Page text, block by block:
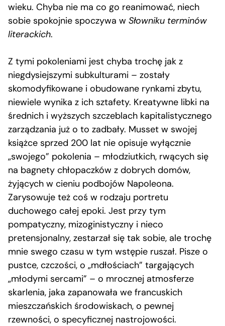
wieku. Chyba nie ma co go reanimować, niech
sobie spokojnie spoczywa w Słowniku terminów
literackich.
Z tymi pokoleniami jest chyba trochę jak z
niegdysiejszymi subkulturami – zostały
skomodyfikowane i obudowane rynkami zbytu,
niewiele wynika z ich sztafety. Kreatywne libki na
średnich i wyższych szczeblach kapitalistycznego
zarządzania już o to zadbały. Musset w swojej
książce sprzed 200 lat nie opisuje wyłącznie
„swojego” pokolenia – młodziutkich, rwących się
na bagnety chłopaczków z dobrych domów,
żyjących w cieniu podbojów Napoleona.
Zarysowuje też coś w rodzaju portretu
duchowego całej epoki. Jest przy tym
pompatyczny, mizoginistyczny i nieco
pretensjonalny, zestarzał się tak sobie, ale trochę
mnie swego czasu w tym wstępie ruszał. Pisze o
pustce, czczości, o „mdłościach” targających
„młodymi sercami” – o mrocznej atmosferze
skarlenia, jaka zapanowała we francuskich
mieszczańskich środowiskach, o pewnej
rzewności, o specyficznej nastrojowości.